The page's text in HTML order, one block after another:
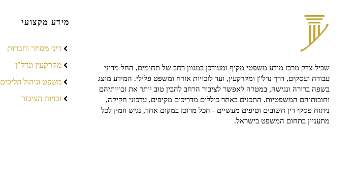
שביל צדק מרכז מידע משפטי מקיף ומעודכן במגוון רחב של תחומים, החל מדיני
עבודה ועסקים, דרך נדל"ן ומקרקעין, ועד לזכויות אזרח ומשפט פלילי. המידע מוצג
בשפה ברורה ונגישה, במטרה לאפשר לציבור הרחב להבין טוב יותר את זכויותיהם
וחובותיהם המשפטיות. התכנים באתר כוללים מדריכים מקיפים, עדכוני חקיקה,
ניתוח פסקי דין חשובים וטיפים מעשיים - הכל מרוכז במקום אחד, נגיש וזמין לכל
מתעניין בתחום המשפט בישראל.
מידע מקצועי
דיני מסחר וחברות
מקרקעין ונדל"ן
משפט וניהול הליכים
זכויות הציבור